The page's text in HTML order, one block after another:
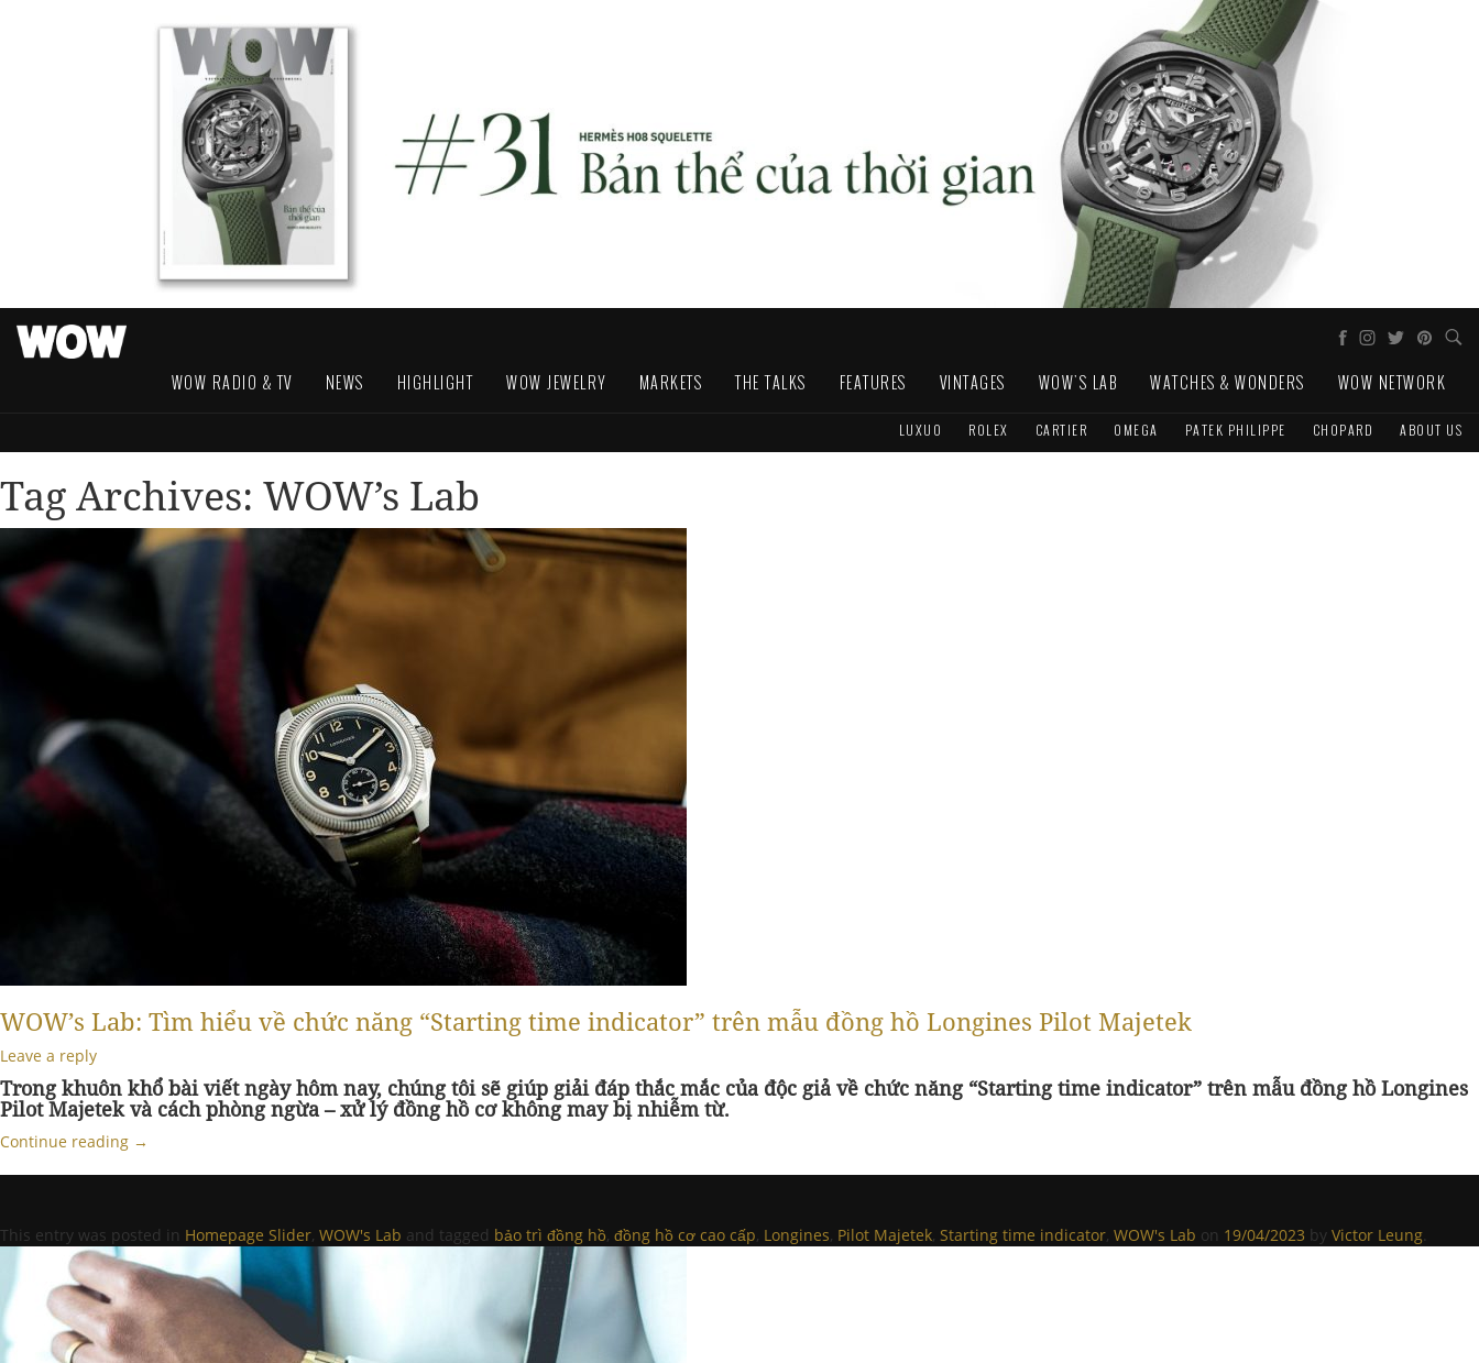
WOW RADIO & TV NEWS HIGHLIGHT WOW JEWELRY MARKETS THE TALKS FEATURES VINTAGES WOW'S LAB WATCHES & WONDERS WOW NETWORK
LUXUO ROLEX CARTIER OMEGA PATEK PHILIPPE CHOPARD ABOUT US
Tag Archives: WOW’s Lab
WOW’s Lab: Tìm hiểu về chức năng “Starting time indicator” trên mẫu đồng hồ Longines Pilot Majetek
Leave a reply
Trong khuôn khổ bài viết ngày hôm nay, chúng tôi sẽ giúp giải đáp thắc mắc của độc giả về chức năng “Starting time indicator” trên mẫu đồng hồLongines
Pilot Majetekvà cách phòng ngừa – xử lý đồng hồ cơ không may bị nhiễm từ.
Continue reading →
This entry was posted in Homepage Slider, WOW's Lab and tagged bảo trì đồng hồ, đồng hồ cơ cao cấp, Longines, Pilot Majetek, Starting time indicator, WOW's Lab on 19/04/2023 by Victor Leung.